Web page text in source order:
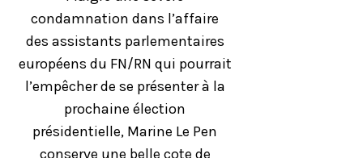
condamnation dans l’affaire
des assistants parlementaires
européens du FN/RN qui pourrait
l’empêcher de se présenter à la
prochaine élection
présidentielle, Marine Le Pen
conserve une belle cote de